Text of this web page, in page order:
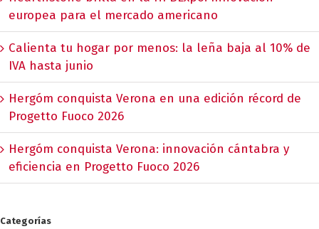
europea para el mercado americano
Calienta tu hogar por menos: la leña baja al 10% de
IVA hasta junio
Hergóm conquista Verona en una edición récord de
Progetto Fuoco 2026
Hergóm conquista Verona: innovación cántabra y
eficiencia en Progetto Fuoco 2026
Categorías